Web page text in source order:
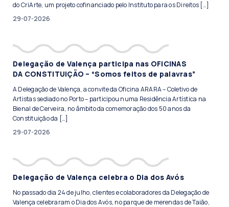
do CriArte, um projeto cofinanciado pelo Instituto para os Direitos […]
29-07-2026
Delegação de Valença participa nas OFICINAS
DA CONSTITUIÇÃO – “Somos feitos de palavras”
A Delegação de Valença, a convite da Oficina ARARA – Coletivo de
Artistas sediado no Porto – participou numa Residência Artística na
Bienal de Cerveira, no âmbito da comemoração dos 50 anos da
Constituição da […]
29-07-2026
Delegação de Valença celebra o Dia dos Avós
No passado dia 24 de julho, clientes e colaboradores da Delegação de
Valença celebraram o Dia dos Avós, no parque de merendas de Taião,